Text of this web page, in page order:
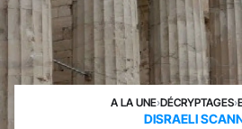
A LA UNE›DÉCRYPTAGES›
DISRAELI